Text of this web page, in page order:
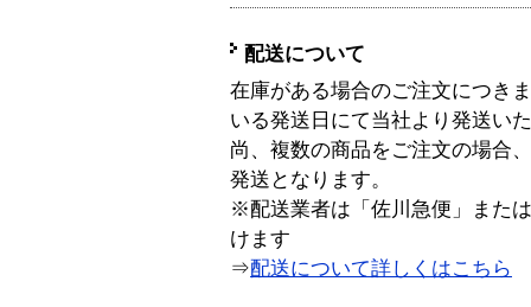
配送について
在庫がある場合のご注文につき
いる発送日にて当社より発送い
尚、複数の商品をご注文の場合
発送となります。
※配送業者は「佐川急便」また
けます
⇒配送について詳しくはこちら